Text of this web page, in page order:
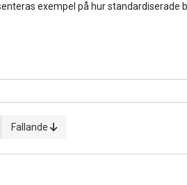
exempel på hur
Fallande